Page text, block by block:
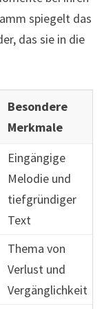
spiegelt das
das sie in die
Besondere
Merkmale
Eingängige
Melodie und
tiefgründiger
Text
Thema von
Verlust und
Vergänglichkeit